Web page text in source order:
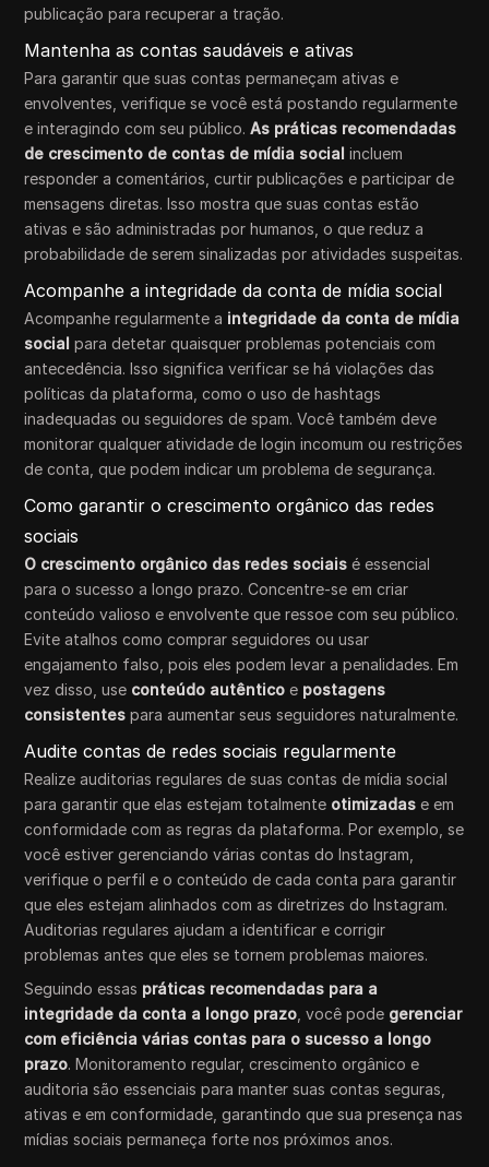
publicação para recuperar a tração.
Mantenha as contas saudáveis e ativas
Para garantir que suas contas permaneçam ativas e
envolventes, verifique se você está postando regularmente
e interagindo com seu público.As práticas recomendadas
de crescimento de contas de mídia social incluem
responder a comentários, curtir publicações e participar de
mensagens diretas. Isso mostra que suas contas estão
ativas e são administradas por humanos, o que reduz a
probabilidade de serem sinalizadas por atividades suspeitas.
Acompanhe a integridade da conta de mídia social
Acompanhe regularmente a integridade da conta de mídia
social para detetar quaisquer problemas potenciais com
antecedência. Isso significa verificar se há violações das
políticas da plataforma, como o uso de hashtags
inadequadas ou seguidores de spam. Você também deve
monitorar qualquer atividade de login incomum ou restrições
de conta, que podem indicar um problema de segurança.
Como garantir o crescimento orgânico das redes
sociais
O crescimento orgânico das redes sociais é essencial
para o sucesso a longo prazo. Concentre-se em criar
conteúdo valioso e envolvente que ressoe com seu público.
Evite atalhos como comprar seguidores ou usar
engajamento falso, pois eles podem levar a penalidades. Em
vez disso, use conteúdo autêntico e postagens
consistentes para aumentar seus seguidores naturalmente.
Audite contas de redes sociais regularmente
Realize auditorias regulares de suas contas de mídia social
para garantir que elas estejam totalmente otimizadas e em
conformidade com as regras da plataforma. Por exemplo, se
você estiver gerenciando várias contas do Instagram,
verifique o perfil e o conteúdo de cada conta para garantir
que eles estejam alinhados com as diretrizes do Instagram.
Auditorias regulares ajudam a identificar e corrigir
problemas antes que eles se tornem problemas maiores.
Seguindo essas práticas recomendadas para a
integridade da conta a longo prazo , você pode gerenciar
com eficiência várias contas para o sucesso a longo
prazo. Monitoramento regular, crescimento orgânico e
auditoria são essenciais para manter suas contas seguras,
ativas e em conformidade, garantindo que sua presença nas
mídias sociais permaneça forte nos próximos anos.